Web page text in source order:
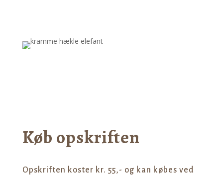
Køb opskriften
Opskriften koster kr. 55,- og kan købes ved